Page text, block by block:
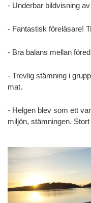
- Underbar bildvisning
- Fantastisk föreläsare!
- Bra balans mellan
- Trevlig stämning i
mat.
- Helgen blev som ett
miljön, stämningen.